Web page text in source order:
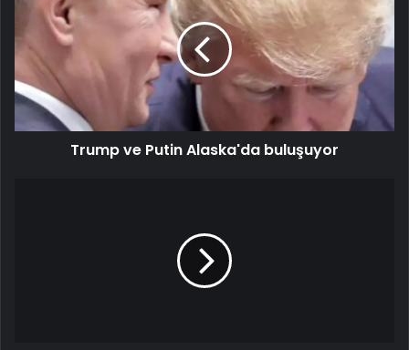
Trump ve Putin Alaska'da buluşuyor